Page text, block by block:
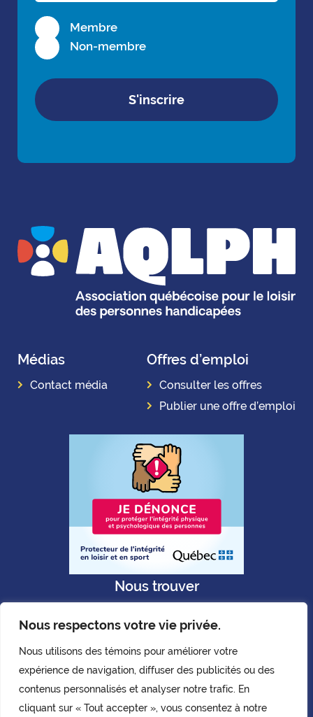
Nous respectons votre vie privée.
Nous utilisons des témoins pour améliorer votre
expérience de navigation, diffuser des publicités ou des
contenus personnalisés et analyser notre trafic. En
cliquant sur « Tout accepter », vous consentez à notre
Membre
Non-membre
S'inscrire
Médias
Contact média
Offres d’emploi
Consulter les offres
Publier une offre d’emploi
Nous trouver
Politique de confidentialité
Copyright © AQLPH. 2026.